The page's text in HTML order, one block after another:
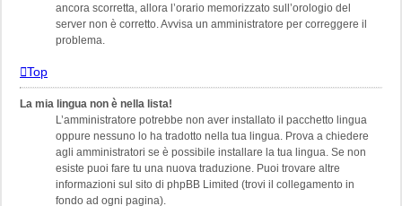
ancora scorretta, allora l’orario memorizzato sull’orologio del
server non è corretto. Avvisa un amministratore per correggere il
problema.
Top
La mia lingua non è nella lista!
L’amministratore potrebbe non aver installato il pacchetto lingua
oppure nessuno lo ha tradotto nella tua lingua. Prova a chiedere
agli amministratori se è possibile installare la tua lingua. Se non
esiste puoi fare tu una nuova traduzione. Puoi trovare altre
informazioni sul sito di phpBB Limited (trovi il collegamento in
fondo ad ogni pagina).